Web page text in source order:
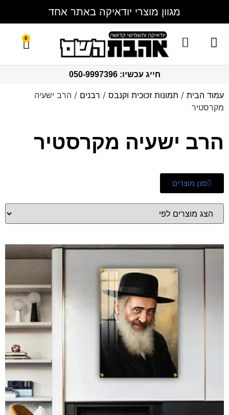
מגוון מוצרי יודאיקה באתר אחד
0
חייג עכשיו: 050-9997396
עמוד הבית / תמונות זכוכית וקנבס / רבנים / הרב ישעיה
מקרסטיר
הרב ישעיה מקרסטיר
סנן מוצרים